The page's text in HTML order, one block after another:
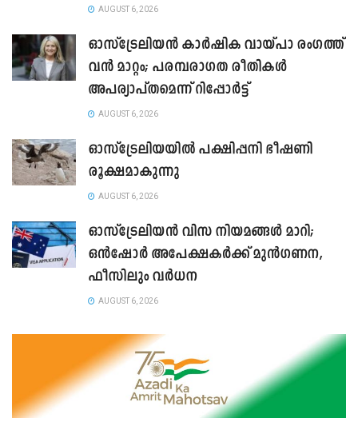
AUGUST 6, 2026
ഓസ്‌ട്രേലിയൻ കാർഷിക വായ്പാ രംഗത്ത്
വൻ മാറ്റം; പരമ്പരാഗത രീതികൾ
അപര്യാപ്തമെന്ന് റിപ്പോർട്ട്
AUGUST 6, 2026
ഓസ്ട്രേലിയയിൽ പക്ഷിപ്പനി ഭീഷണി
രൂക്ഷമാകുന്നു
AUGUST 6, 2026
ഓസ്‌ട്രേലിയൻ വിസ നിയമങ്ങൾ മാറി;
ഒൻഷോർ അപേക്ഷകർക്ക് മുൻഗണന,
ഫീസിലും വർധന
AUGUST 6, 2026